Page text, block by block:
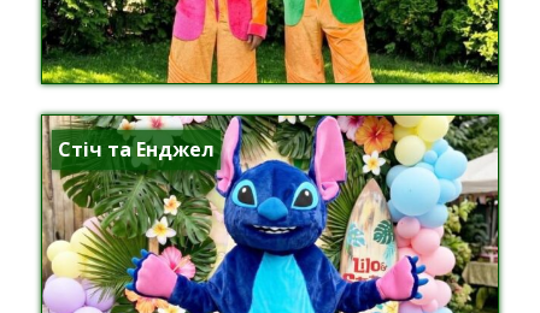
Стіч та Енджел